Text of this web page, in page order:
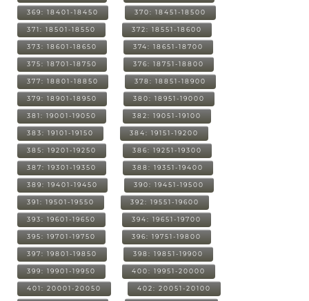
369: 18401-18450 370: 18451-18500
371: 18501-18550 372: 18551-18600
373: 18601-18650 374: 18651-18700
375: 18701-18750 376: 18751-18800
377: 18801-18850 378: 18851-18900
379: 18901-18950 380: 18951-19000
381: 19001-19050 382: 19051-19100
383: 19101-19150 384: 19151-19200
385: 19201-19250 386: 19251-19300
387: 19301-19350 388: 19351-19400
389: 19401-19450 390: 19451-19500
391: 19501-19550 392: 19551-19600
393: 19601-19650 394: 19651-19700
395: 19701-19750 396: 19751-19800
397: 19801-19850 398: 19851-19900
399: 19901-19950 400: 19951-20000
401: 20001-20050 402: 20051-20100